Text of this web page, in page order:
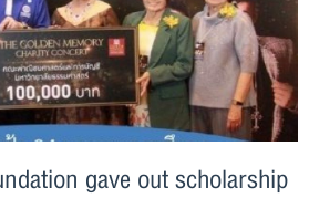
gave out scholarship